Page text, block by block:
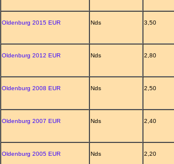
Oldenburg 2015 EUR Nds 3,50
Oldenburg 2012 EUR Nds 2,80
Oldenburg 2008 EUR Nds 2,50
Oldenburg 2007 EUR Nds 2,40
Oldenburg 2005 EUR Nds 2,20